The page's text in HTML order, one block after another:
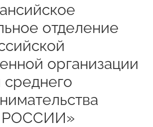
отделение
организации
среднего